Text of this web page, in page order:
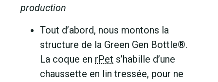
production
Tout d’abord, nous montons la
structure de la Green Gen Bottle®.
La coque en rPet s’habille d’une
chaussette en lin tressée, pour ne